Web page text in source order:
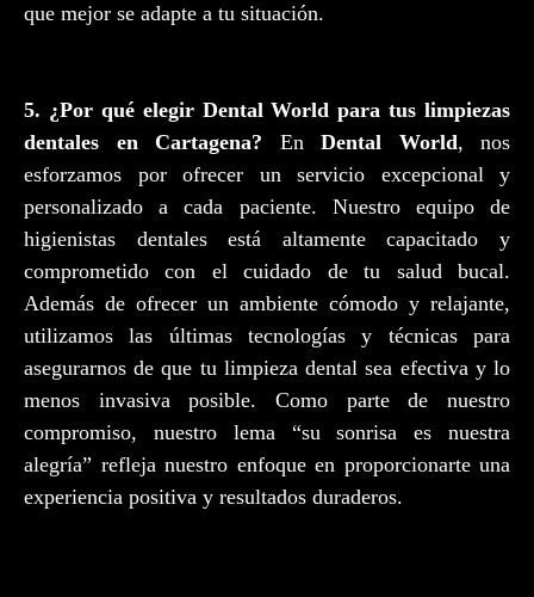
que mejor se adapte a tu situación.
5. ¿Por qué elegir Dental World para tus limpiezas
dentales en Cartagena? En Dental World, nos
esforzamos por ofrecer un servicio excepcional y
personalizado a cada paciente. Nuestro equipo de
higienistas dentales está altamente capacitado y
comprometido con el cuidado de tu salud bucal.
Además de ofrecer un ambiente cómodo y relajante,
utilizamos las últimas tecnologías y técnicas para
asegurarnos de que tu limpieza dental sea efectiva y lo
menos invasiva posible. Como parte de nuestro
compromiso, nuestro lema “su sonrisa es nuestra
alegría” refleja nuestro enfoque en proporcionarte una
experiencia positiva y resultados duraderos.